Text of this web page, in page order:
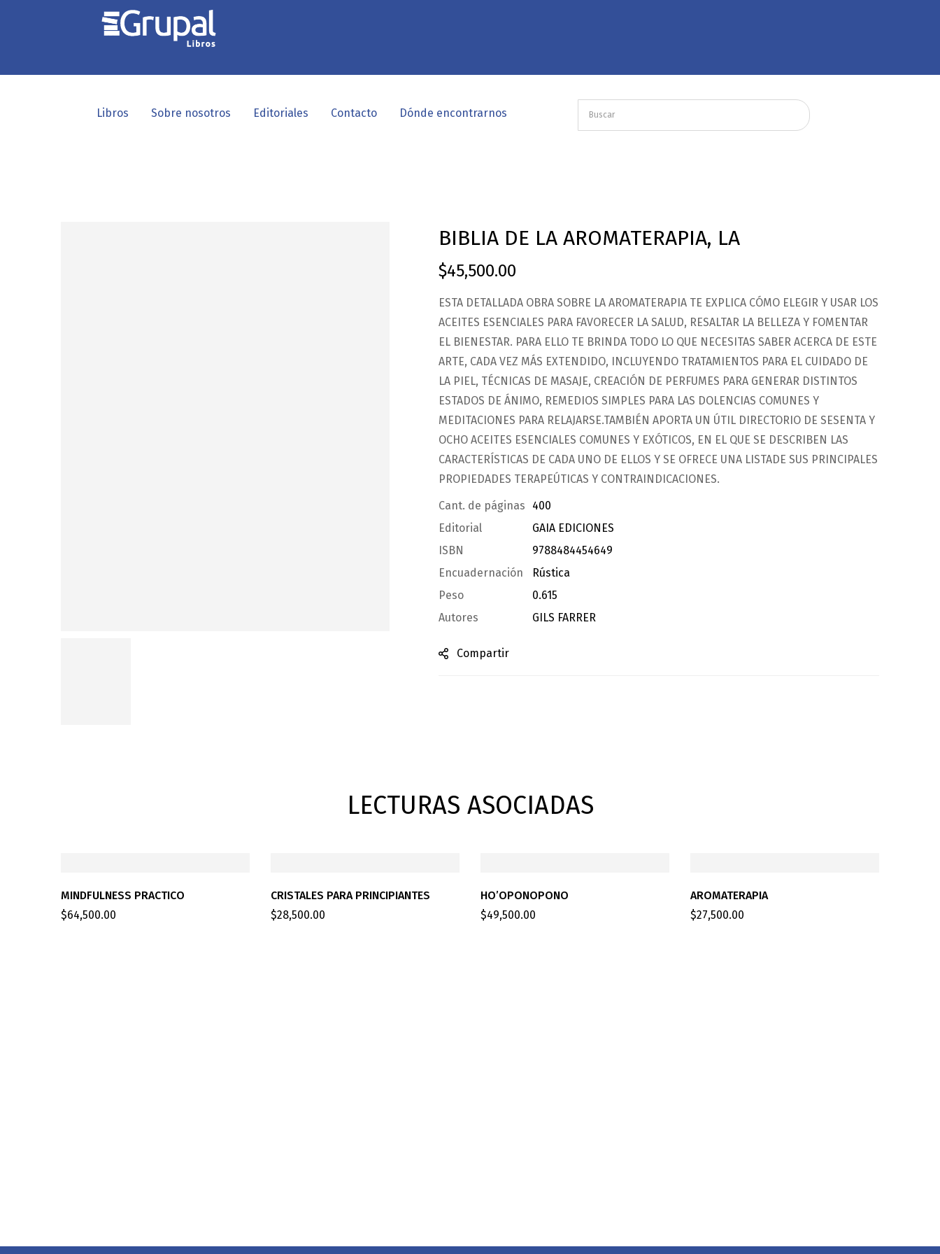
Libros Sobre nosotros Editoriales Contacto Dónde encontrarnos
BIBLIA DE LA AROMATERAPIA, LA
$45,500.00
ESTA DETALLADA OBRA SOBRE LA AROMATERAPIA TE EXPLICA CÓMO ELEGIR Y USAR LOS
ACEITES ESENCIALES PARA FAVORECER LA SALUD, RESALTAR LA BELLEZA Y FOMENTAR
EL BIENESTAR. PARA ELLO TE BRINDA TODO LO QUE NECESITAS SABER ACERCA DE ESTE
ARTE, CADA VEZ MÁS EXTENDIDO, INCLUYENDO TRATAMIENTOS PARA EL CUIDADO DE
LA PIEL, TÉCNICAS DE MASAJE, CREACIÓN DE PERFUMES PARA GENERAR DISTINTOS
ESTADOS DE ÁNIMO, REMEDIOS SIMPLES PARA LAS DOLENCIAS COMUNES Y
MEDITACIONES PARA RELAJARSE.TAMBIÉN APORTA UN ÚTIL DIRECTORIO DE SESENTA Y
OCHO ACEITES ESENCIALES COMUNES Y EXÓTICOS, EN EL QUE SE DESCRIBEN LAS
CARACTERÍSTICAS DE CADA UNO DE ELLOS Y SE OFRECE UNA LISTADE SUS PRINCIPALES
PROPIEDADES TERAPEÚTICAS Y CONTRAINDICACIONES.
Cant. de páginas
400
Editorial
GAIA EDICIONES
ISBN
9788484454649
Encuadernación
Rústica
Peso
0.615
Autores
GILS FARRER
Compartir
LECTURAS ASOCIADAS
MINDFULNESS PRACTICO
$64,500.00
CRISTALES PARA PRINCIPIANTES
$28,500.00
HO’OPONOPONO
$49,500.00
AROMATERAPIA
$27,500.00